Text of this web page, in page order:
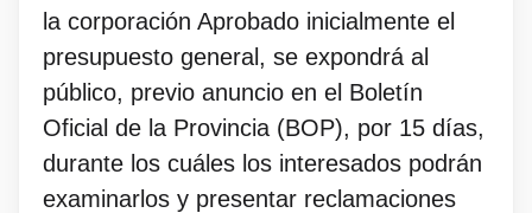
la corporación Aprobado inicialmente el
presupuesto general, se expondrá al
público, previo anuncio en el Boletín
Oficial de la Provincia (BOP), por 15 días,
durante los cuáles los interesados podrán
examinarlos y presentar reclamaciones